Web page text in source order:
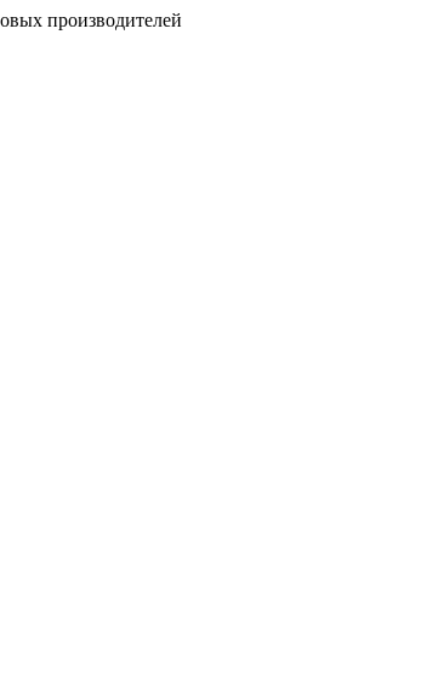
производителей